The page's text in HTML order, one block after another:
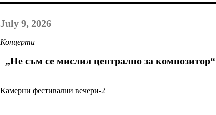
July 9, 2026
Концерти
„Не съм се мислил централно за композитор“
Камерни фестивални вечери-2